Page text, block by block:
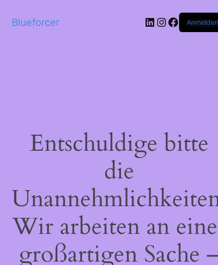
Blueforcer LinkedIn
Instagram
Anmelden
Entschuldige bitte
die
Wir arbeiten an
großartigen Sache